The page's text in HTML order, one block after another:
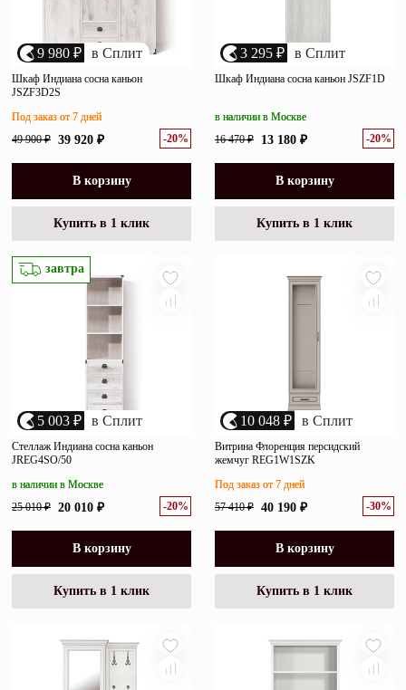
9 980 ₽ в Сплит
Шкаф Индиана сосна каньон
JSZF3D2S
49 900 ₽ 39 920 ₽ -20%
Под заказ от 7 дней
В корзину
Купить в 1 клик
3 295 ₽ в Сплит
Шкаф Индиана сосна каньон JSZF1D
16 470 ₽ 13 180 ₽ -20%
в наличии в Москве
В корзину
Купить в 1 клик
завтра
5 003 ₽ в Сплит
Стеллаж Индиана сосна каньон
JREG4SO/50
25 010 ₽ 20 010 ₽ -20%
в наличии в Москве
В корзину
Купить в 1 клик
10 048 ₽ в Сплит
Витрина Флоренция персидский
жемчуг REG1W1SZK
57 410 ₽ 40 190 ₽ -30%
Под заказ от 7 дней
В корзину
Купить в 1 клик